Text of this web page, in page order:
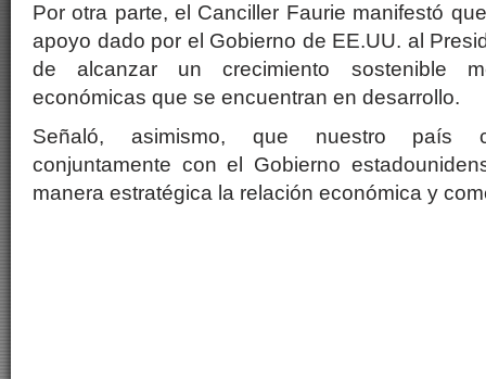
Por otra parte, el Canciller Faurie manifestó
apoyo dado por el Gobierno de EE.UU. al
de alcanzar un crecimiento sostenible
económicas que se encuentran en desarrollo.
Señaló, asimismo, que nuestro país
conjuntamente con el Gobierno
manera estratégica la relación económica y